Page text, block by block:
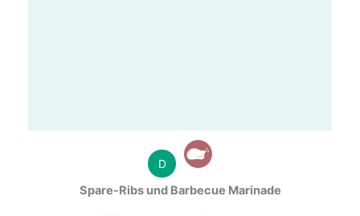
D
Spare-Ribs und Barbecue Marinade